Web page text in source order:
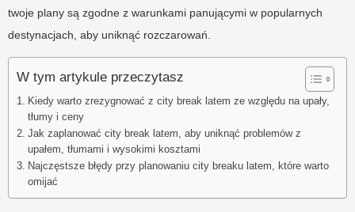
twoje plany są zgodne z warunkami panującymi w popularnych
destynacjach, aby uniknąć rozczarowań.
W tym artykule przeczytasz
Kiedy warto zrezygnować z city break latem ze względu na upały,
tłumy i ceny
Jak zaplanować city break latem, aby uniknąć problemów z
upałem, tłumami i wysokimi kosztami
Najczęstsze błędy przy planowaniu city breaku latem, które warto
omijać